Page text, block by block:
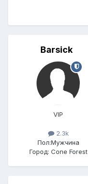
Barsick
VIP
2.3k
Пол:Мужчина
Город: Cone Forest